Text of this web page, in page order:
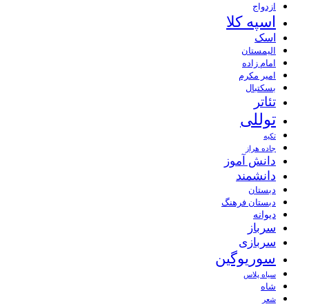
ازدواج
اسپه کلا
اسک
الیمستان
امام زاده
امیر مکرم
بسکتبال
تئاتر
توللی
تکیه
جاده هراز
دانش آموز
دانشمند
دبستان
دبستان فرهنگ
دیوانه
سرباز
سربازی
سوریوگین
سیاه پلاس
شاه
شعر